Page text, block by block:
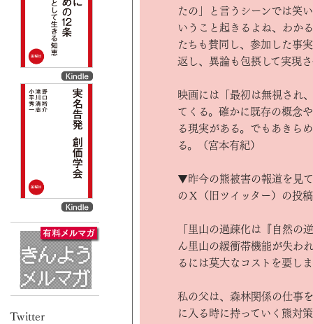
たの」と言うシーンでは笑
いうこと起きるよね、わか
たちも賛同し、参加した事
返し、異論も包摂して実現
映画には「最初は無視され
てくる。確かに既存の概念
る現実がある。でもあきら
る。（宮本有紀）
▼昨今の熊被害の報道を見
のＸ（旧ツイッター）の投
「里山の過疎化は『自然の
ん里山の緩衝帯機能が失わ
るには莫大なコストを要し
私の父は、森林関係の仕事
に入る時に持っていく熊対